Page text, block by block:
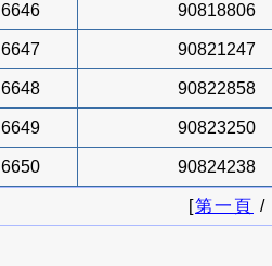
6646 90818806
6647 90821247
6648 90822858
6649 90823250
6650 90824238
[第一頁 /